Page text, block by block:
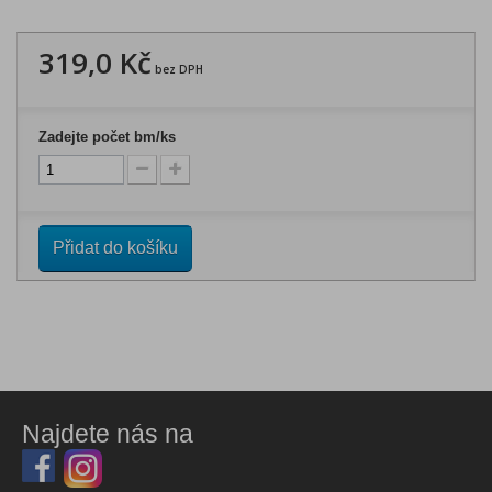
319,0 Kč bez DPH
Zadejte počet bm/ks
Přidat do košíku
Najdete nás na